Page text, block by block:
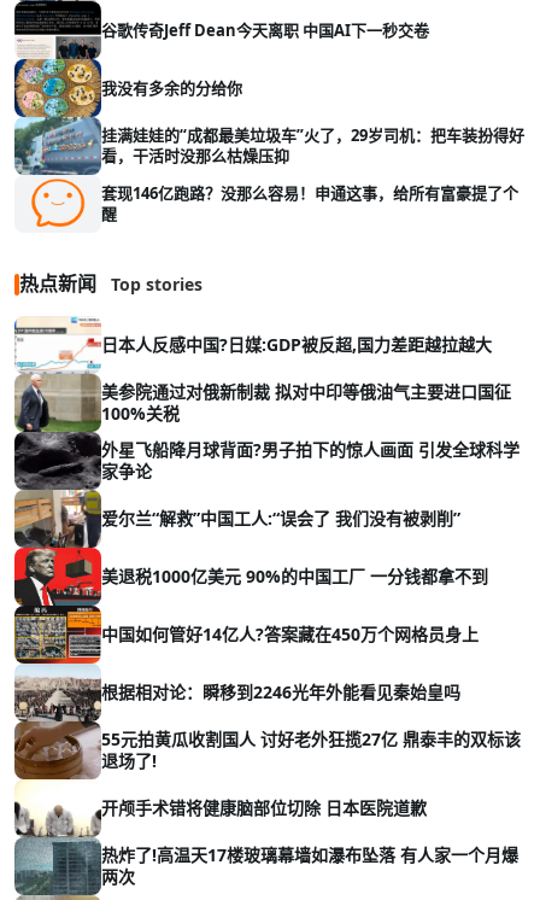
谷歌传奇Jeff Dean今天离职 中国AI下一秒交卷
我没有多余的分给你
挂满娃娃的“成都最美垃圾车”火了，29岁司机：把车装扮得好
看，干活时没那么枯燥压抑
套现146亿跑路？没那么容易！申通这事，给所有富豪提了个
醒
热点新闻 Top stories
日本人反感中国?日媒:GDP被反超,国力差距越拉越大
美参院通过对俄新制裁 拟对中印等俄油气主要进口国征
100%关税
外星飞船降月球背面?男子拍下的惊人画面 引发全球科学
家争论
爱尔兰“解救”中国工人:“误会了 我们没有被剥削”
美退税1000亿美元 90%的中国工厂 一分钱都拿不到
中国如何管好14亿人?答案藏在450万个网格员身上
根据相对论：瞬移到2246光年外能看见秦始皇吗
55元拍黄瓜收割国人 讨好老外狂揽27亿 鼎泰丰的双标该
退场了!
开颅手术错将健康脑部位切除 日本医院道歉
热炸了!高温天17楼玻璃幕墙如瀑布坠落 有人家一个月爆
两次